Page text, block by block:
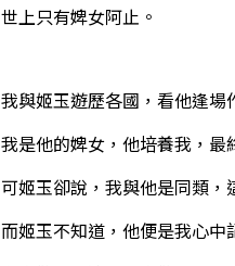
世上只有婢女阿止。
我與姬玉遊歷各國，看他逢場
我是他的婢女，他培養我，最
可姬玉卻說，我與他是同類，
而姬玉不知道，他便是我心中